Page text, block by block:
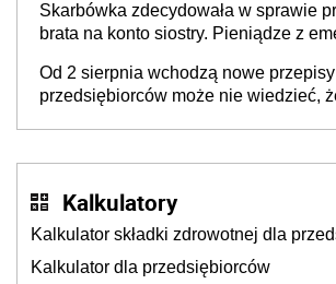
Skarbówka zdecydowała w sprawie
brata na konto siostry. Pieniądze z
będzie
Od 2 sierpnia wchodzą nowe
przedsiębiorców może nie wiedzieć,
Kalkulatory
Kalkulator składki zdrowotnej dla
Kalkulator dla przedsiębiorców